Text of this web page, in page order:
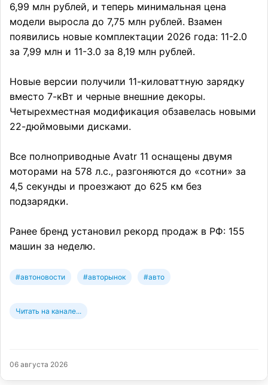
6,99 млн рублей, и теперь минимальная цена
модели выросла до 7,75 млн рублей. Взамен
появились новые комплектации 2026 года: 11-2.0
за 7,99 млн и 11-3.0 за 8,19 млн рублей.
Новые версии получили 11-киловаттную зарядку
вместо 7-кВт и черные внешние декоры.
Четырехместная модификация обзавелась новыми
22-дюймовыми дисками.
Все полноприводные Avatr 11 оснащены двумя
моторами на 578 л.с., разгоняются до «сотни» за
4,5 секунды и проезжают до 625 км без
подзарядки.
Ранее бренд установил рекорд продаж в РФ: 155
машин за неделю.
#автоновости #авторынок #авто
Читать на канале...
06 августа 2026